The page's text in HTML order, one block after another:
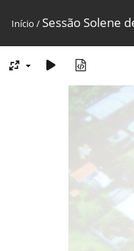
Início / Sessão Solene